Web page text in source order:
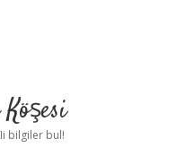
bilgiler bul!